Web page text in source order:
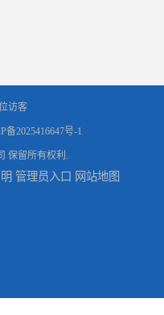
访客
备2025416647号-1
保留所有权利.
管理员入口 网站地图